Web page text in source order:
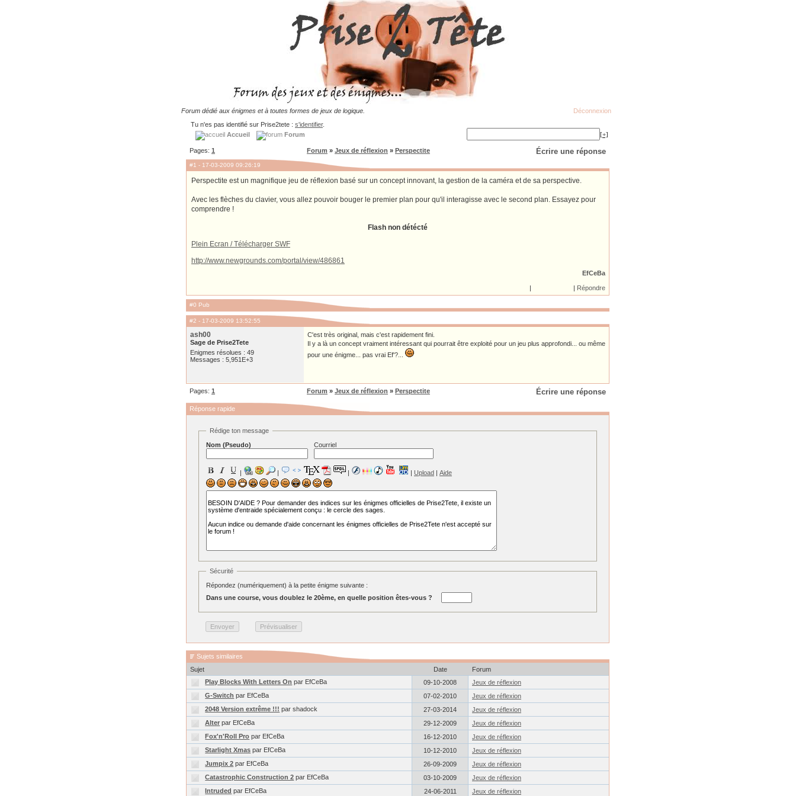
Forum dédié aux énigmes et à toutes formes de jeux de logique.
Déconnexion
Tu n'es pas identifié sur Prise2tete : s'identifier.
Accueil
Forum [+]
Pages: 1 Écrire une réponse
Forum » Jeux de réflexion » Perspectite
#1 - 17-03-2009 09:26:19
Perspectite est un magnifique jeu de réflexion basé sur un concept innovant, la gestion de la caméra et de sa perspective.
Avec les flèches du clavier, vous allez pouvoir bouger le premier plan pour qu'il interagisse avec le second plan. Essayez pour
comprendre !
Flash non détécté
Plein Ecran / Télécharger SWF
http://www.newgrounds.com/portal/view/486861
EfCeBa
| | Répondre
#0 Pub
#2 - 17-03-2009 13:52:55
ash00
Sage de Prise2Tete
Enigmes résolues : 49
Messages : 5,951E+3
C'est très original, mais c'est rapidement fini.
Il y a là un concept vraiment intéressant qui pourrait être exploité pour un jeu plus approfondi... ou même
pour une énigme... pas vrai Ef'?...
Écrire une réponse
Pages: 1 Forum » Jeux de réflexion » Perspectite
Réponse rapide
Rédige ton message
Nom (Pseudo)
Courriel
| | | | Upload | Aide
Sécurité
Répondez (numériquement) à la petite énigme suivante :
Dans une course, vous doublez le 20ème, en quelle position êtes-vous ?
Sujets similaires
Sujet
Date
Forum
Play Blocks With Letters On par EfCeBa 09-10-2008
Jeux de réflexion
G-Switch par EfCeBa 07-02-2010
Jeux de réflexion
2048 Version extrême !!! par shadock 27-03-2014
Jeux de réflexion
Alter par EfCeBa 29-12-2009
Jeux de réflexion
Fox'n'Roll Pro par EfCeBa 16-12-2010
Jeux de réflexion
Starlight Xmas par EfCeBa 10-12-2010
Jeux de réflexion
Jumpix 2 par EfCeBa 26-09-2009
Jeux de réflexion
Catastrophic Construction 2 par EfCeBa 03-10-2009
Jeux de réflexion
Intruded par EfCeBa 24-06-2011 Jeux de réflexion